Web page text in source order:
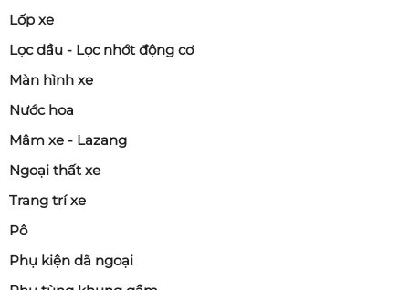
Lốp xe
Lọc dầu - Lọc nhớt động cơ
Màn hình xe
Nước hoa
Mâm xe - Lazang
Ngoại thất xe
Trang trí xe
Pô
Phụ kiện dã ngoại